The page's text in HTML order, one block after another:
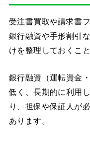
受注書買取や請求書
銀行融資や手形割引
けを整理しておくこ
銀行融資（運転資金
低く、長期的に利用
り、担保や保証人が
あります。